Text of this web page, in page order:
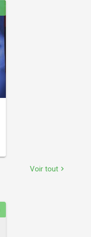
Voir tout chevron_right